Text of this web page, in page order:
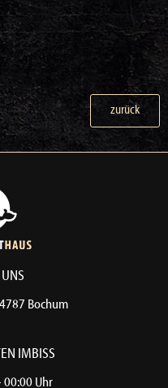
zurück
Bochum​
IMBISS​
00:00 Uhr